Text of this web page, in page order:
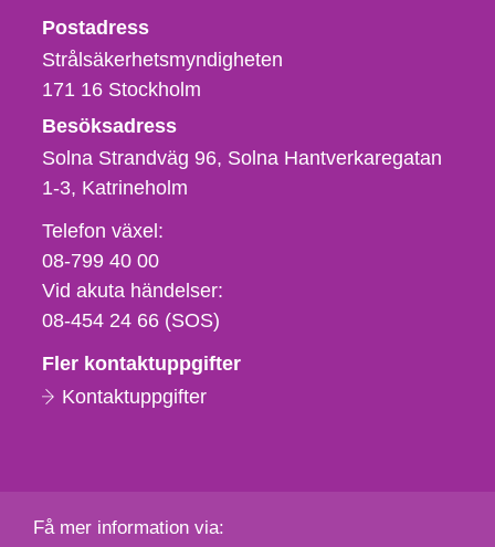
Strålsäkerhetsmyndigheten
Postadress
Strålsäkerhetsmyndigheten
171 16 Stockholm
Besöksadress
Solna Strandväg 96, Solna Hantverkaregatan
1-3 Katrineholm
Telefon,
fax
och
e-
Telefon växel:
08-799 40 00
Vid akuta händelser:
08-454 24 66 (SOS)
Fler kontaktuppgifter
Kontaktuppgifter
Få mer information via: